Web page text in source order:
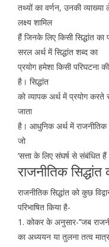
तथ्यों का वर्णन, उनकी
लक्ष्य शामिल
हैं जिनके लिए किसी सिद्धांत का
सरल अर्थ में सिद्धांत शब्द का
प्रयोग हमेशा किसी परिघटना
है। सिद्धांत
को व्यापक अर्थ में प्रयोग करते
जाता
है। आधुनिक अर्थ में राजनीतिक
जो
‘सत्ता के लिए संघर्ष से संबंधित
राजनीतिक सिद्धांत
राजनीतिक सिद्धांत को कुछ
परिभाषित किया है-
1. कोकर के अनुसार-’’जब
का अध्ययन या तुलना तत्व